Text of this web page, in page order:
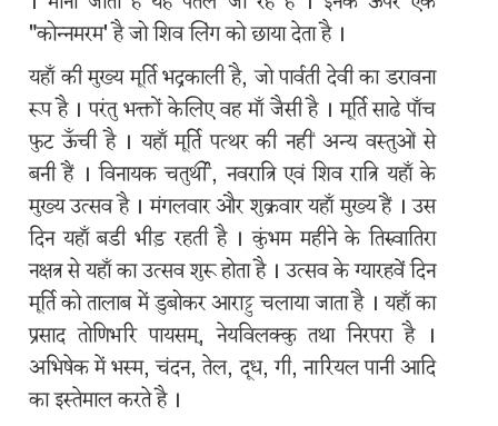
पूजा
कैसे
पहुंचा
जाये
तीर्थयात्री
सुविधाएं
ऑनलाइन
बुकिंग
हेल्पलाइन
"कोन्नमरम' है जो शिव लिंग को छाया देता है ।
यहाँ की मुख्य मूर्ति भद्रकाली है, जो पार्वती देवी का डरावना
रूप है । परंतु भक्तों केलिए वह माँ जैसी है । मूर्ति साढे पाँच
फुट ऊँची है । यहाँ मूर्ति पत्थर की नहीं अन्य वस्तुओं से
बनी हैं । विनायक चतुर्थी, नवरात्रि एवं शिव रात्रि यहाँ के
मुख्य उत्सव है । मंगलवार और शुक्रवार यहाँ मुख्य हैं । उस
दिन यहाँ बडी भीड़ रहती है । कुंभम महीने के तिरुवातिरा
नक्षत्र से यहाँ का उत्सव शुरू होता है । उत्सव के ग्यारहवें दिन
मूर्ति को तालाब में डुबोकर आराट्टु चलाया जाता है । यहाँ का
प्रसाद तोणिभरि पायसम्, नेयविलक्कु तथा निरपरा है ।
अभिषेक में भस्म, चंदन, तेल, दूध, गी, नारियल पानी आदि
का इस्तेमाल करते है ।